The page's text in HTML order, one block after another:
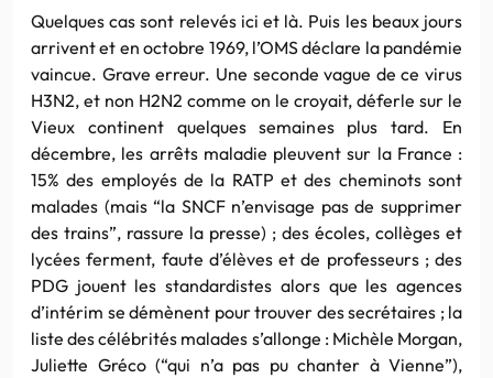
Quelques cas sont relevés ici et là. Puis les beaux jours
arrivent et en octobre 1969, l’OMS déclare la pandémie
vaincue. Grave erreur. Une seconde vague de ce virus
H3N2, et non H2N2 comme on le croyait, déferle sur le
Vieux continent quelques semaines plus tard. En
décembre, les arrêts maladie pleuvent sur la France :
15% des employés de la RATP et des cheminots sont
malades (mais “la SNCF n’envisage pas de supprimer
des trains”, rassure la presse) ; des écoles, collèges et
lycées ferment, faute d’élèves et de professeurs ; des
PDG jouent les standardistes alors que les agences
d’intérim se démènent pour trouver des secrétaires ; la
liste des célébrités malades s’allonge : Michèle Morgan,
Juliette Gréco (“qui n’a pas pu chanter à Vienne”),